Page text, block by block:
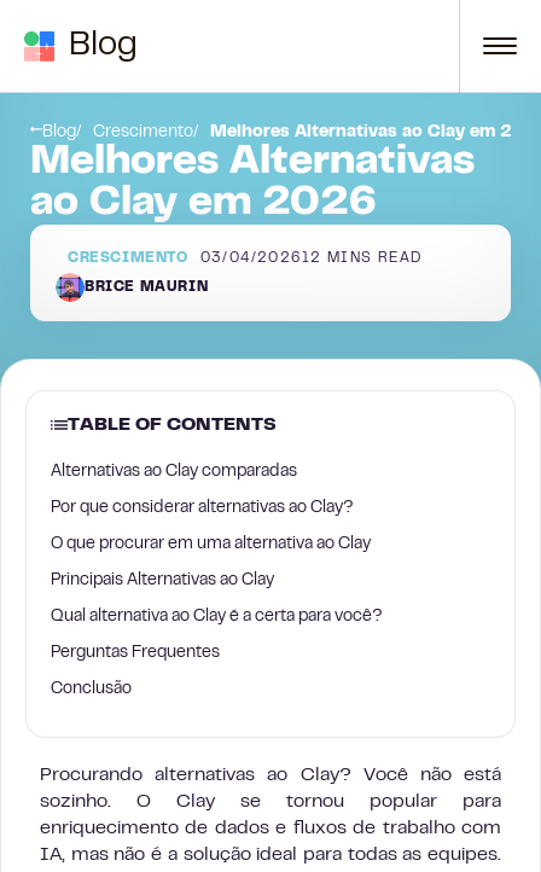
Blog
Blog Crescimento Melhores Alternativas ao Clay em
Melhores Alternativas
ao Clay em 2026
CRESCIMENTO 03/04/2026 12 MINS READ
BRICE MAURIN
TABLE OF CONTENTS
Alternativas ao Clay comparadas
Por que considerar alternativas ao Clay?
O que procurar em uma alternativa ao Clay
Principais Alternativas ao Clay
Qual alternativa ao Clay é a certa para você?
Perguntas Frequentes
Conclusão
Procurando alternativas ao Clay? Você não está
sozinho. O Clay se tornou popular para
enriquecimento de dados e fluxos de trabalho com
IA, mas não é a solução ideal para todas as equipes.